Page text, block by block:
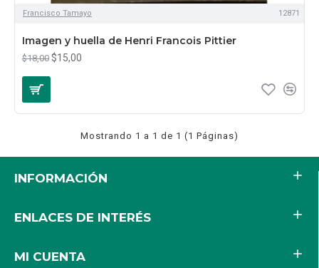
Francisco Tamayo 12871
Imagen y huella de Henri Francois Pittier
$18,00 $15,00
Mostrando 1 a 1 de 1 (1 Páginas)
INFORMACIÓN
ENLACES DE INTERÉS
MI CUENTA